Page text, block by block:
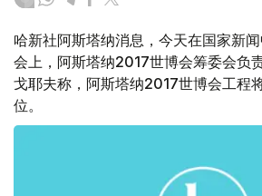
哈新社阿斯塔纳消息，今天在国家新
会上，阿斯塔纳2017世博会筹委会负
戈耶夫称，阿斯塔纳2017世博会工程
位。